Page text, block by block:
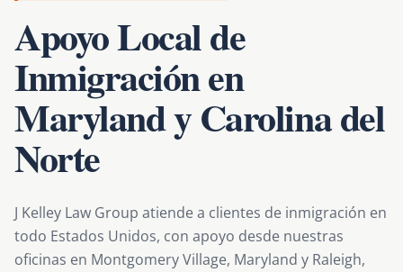
Apoyo Local de
Inmigración en
Maryland y Carolina del
Norte
J Kelley Law Group atiende a clientes de inmigración en
todo Estados Unidos, con apoyo desde nuestras
oficinas en Montgomery Village, Maryland y Raleigh,